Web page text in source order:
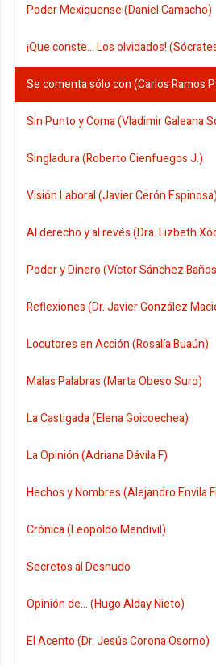
Poder Mexiquense (Daniel Camacho)
¡Que conste... Los olvidados!
Se comenta sólo con (Carlos Ramos
Sin Punto y Coma (Vladimir Galeana
Singladura (Roberto Cienfuegos J.)
Visión Laboral (Javier Cerón Espinosa)
Al derecho y al revés (Dra. Lizbeth
Poder y Dinero (Víctor Sánchez
Reflexiones (Dr. Javier González
Locutores en Acción (Rosalía Buaún)
Malas Palabras (Marta Obeso Suro)
La Castigada (Elena Goicoechea)
La Opinión (Adriana Dávila F)
Hechos y Nombres (Alejandro Envila
Crónica (Leopoldo Mendivil)
Secretos al Desnudo
Opinión de... (Hugo Alday Nieto)
El Acento (Dr. Jesús Corona Osorno)